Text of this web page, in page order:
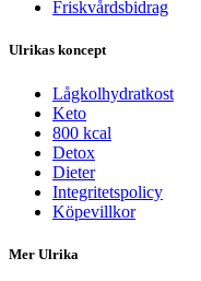
Friskvårdsbidrag
Ulrikas koncept
Lågkolhydratkost
Keto
800 kcal
Detox
Dieter
Integritetspolicy
Köpevillkor
Mer Ulrika